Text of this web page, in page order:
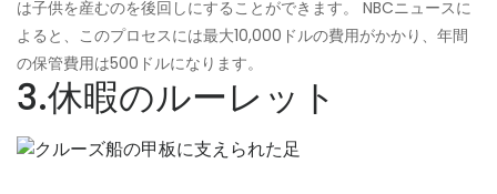
は子供を産むのを後回しにすることができます。 NBCニュースに
よると、このプロセスには最大10,000ドルの費用がかかり、年間
の保管費用は500ドルになります。
3.休暇のルーレット